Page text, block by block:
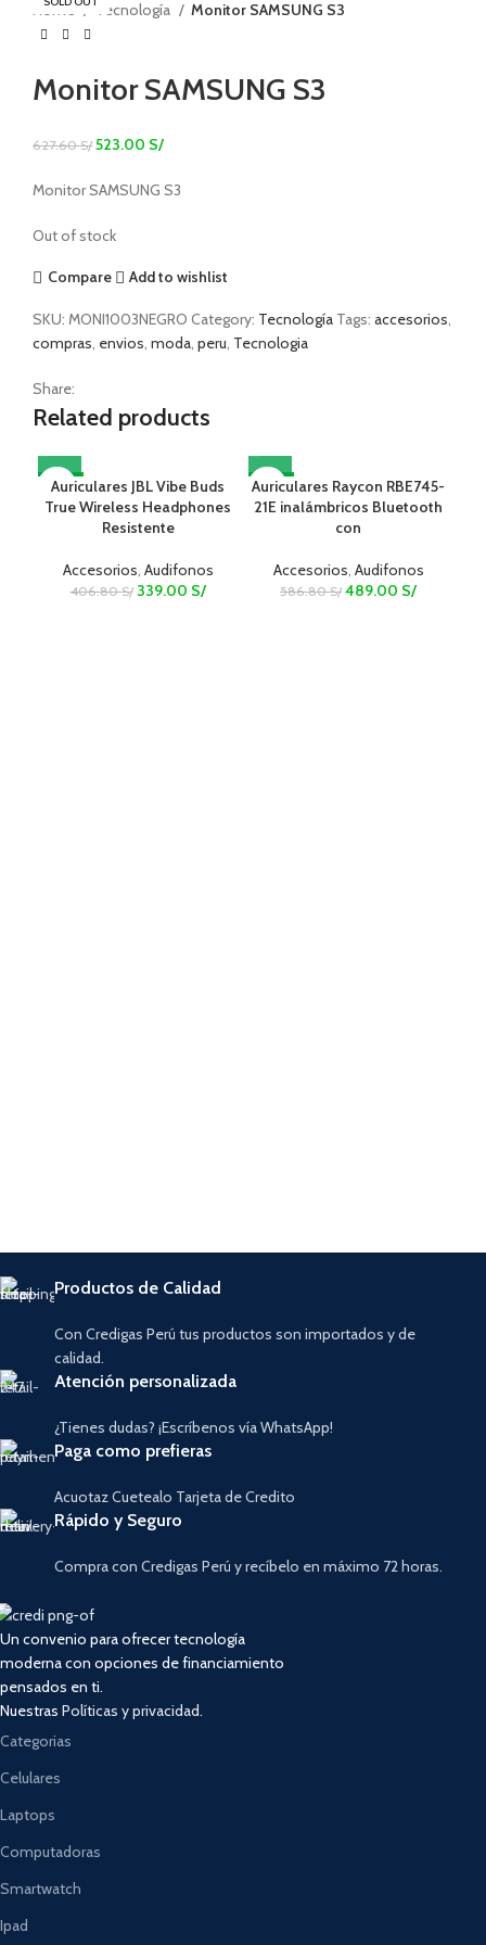
Home Tecnología Monitor SAMSUNG S3
Monitor SAMSUNG S3
627.60S/ 523.00 S/
Monitor SAMSUNG S3
Out of stock
Compare Add to wishlist
SKU: MONI1003NEGRO Category: Tecnología Tags: accesorios
compras envios moda peru Tecnologia
Share:
Related products
-17%
Auriculares JBL Vibe Buds
True Wireless Headphones
Resistente
Accesorios Audifonos
406.80S/ 339.00 S/
-17%
Auriculares Raycon RBE745-
21E inalámbricos Bluetooth
con
Accesorios Audifonos
586.80S/ 489.00 S/
Productos de Calidad
Con Credigas Perú tus productos son importados y de
calidad.
Atención personalizada
¿Tienes dudas? ¡Escríbenos vía WhatsApp!
Paga como prefieras
Acuotaz Cuetealo Tarjeta de Credito
Rápido y Seguro
Compra con Credigas Perú y recíbelo en máximo 72 horas.
Un convenio para ofrecer tecnología
moderna con opciones de financiamiento
pensados en ti.
Nuestras Políticas y privacidad.
Categorias
Celulares
Laptops
Computadoras
Smartwatch
Ipad